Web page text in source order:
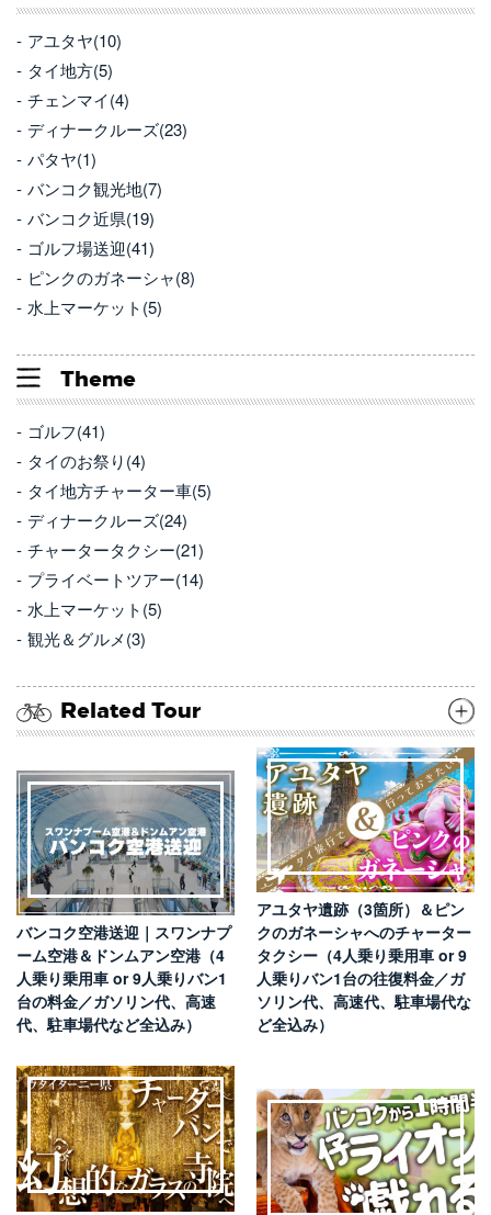
アユタヤ(10)
タイ地方(5)
チェンマイ(4)
ディナークルーズ(23)
パタヤ(1)
バンコク観光地(7)
バンコク近県(19)
ゴルフ場送迎(41)
ピンクのガネーシャ(8)
水上マーケット(5)
Theme
ゴルフ(41)
タイのお祭り(4)
タイ地方チャーター車(5)
ディナークルーズ(24)
チャータータクシー(21)
プライベートツアー(14)
水上マーケット(5)
観光＆グルメ(3)
Related Tour
バンコク空港送迎｜スワンナプ
ーム空港＆ドンムアン空港（4
人乗り乗用車 or 9人乗りバン1
台の料金／ガソリン代、高速
代、駐車場代など全込み）
アユタヤ遺跡（3箇所）＆ピン
クのガネーシャへのチャーター
タクシー（4人乗り乗用車 or 9
人乗りバン1台の往復料金／ガ
ソリン代、高速代、駐車場代な
ど全込み）